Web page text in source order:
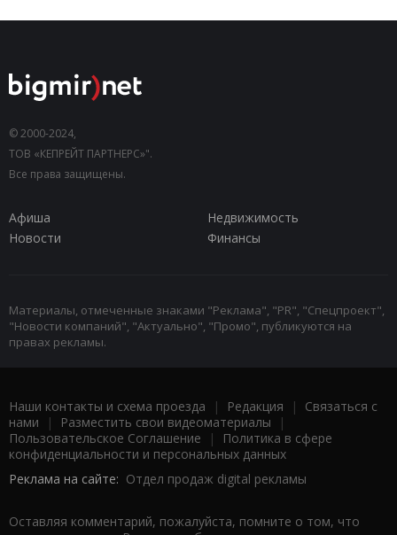
© 2000-2024,
ТОВ «КЕПРЕЙТ ПАРТНЕРС»".
Все права защищены.
Афиша
Недвижимость
Новости
Финансы
Материалы, отмеченные знаками "Реклама", "PR", "Спецпроект",
"Новости компаний", "Актуально", "Промо", публикуются на
правах рекламы.
Наши контакты и схема проезда | Редакция | Связаться с
нами | Разместить свои видеоматериалы |
Пользовательское Соглашение |
Политика в сфере
конфиденциальности и персональных данных
Реклама на сайте: Отдел продаж digital рекламы
Оставляя комментарий, пожалуйста, помните о том, что